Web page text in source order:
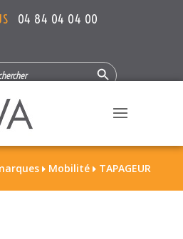
04 84 04 04 00
Search Button
 Mobilité  TAPAGEUR